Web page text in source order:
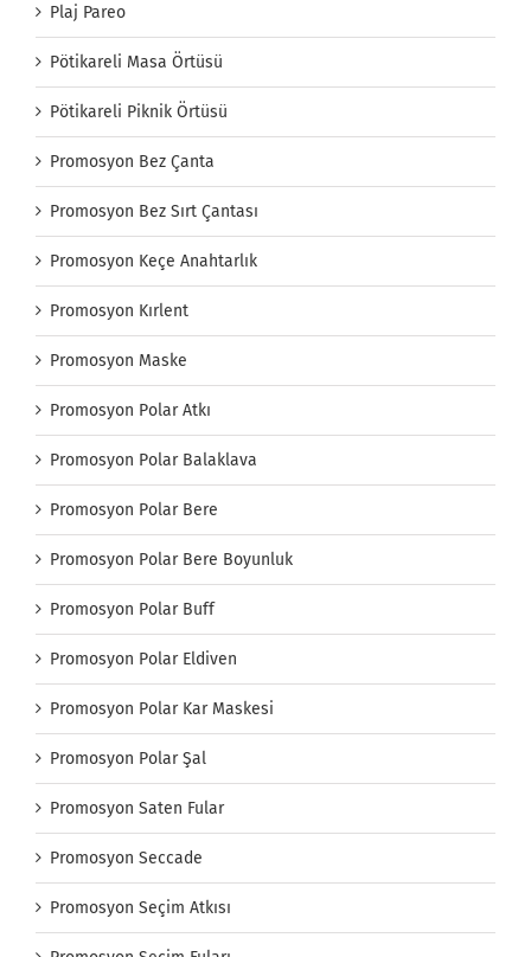
Plaj Pareo
Pötikareli Masa Örtüsü
Pötikareli Piknik Örtüsü
Promosyon Bez Çanta
Promosyon Bez Sırt Çantası
Promosyon Keçe Anahtarlık
Promosyon Kırlent
Promosyon Maske
Promosyon Polar Atkı
Promosyon Polar Balaklava
Promosyon Polar Bere
Promosyon Polar Bere Boyunluk
Promosyon Polar Buff
Promosyon Polar Eldiven
Promosyon Polar Kar Maskesi
Promosyon Polar Şal
Promosyon Saten Fular
Promosyon Seccade
Promosyon Seçim Atkısı